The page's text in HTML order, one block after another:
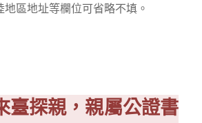
區地址等欄位可省略不填。
臺探親，親屬公證書